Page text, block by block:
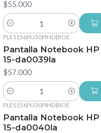
$55.000
Cantidad
PLES156PU30PIHD|BOE
Pantalla Notebook HP
15-da0039la
$57.000
Cantidad
PLES156PU30PIHD|BOE
Pantalla Notebook HP
15-da0040la